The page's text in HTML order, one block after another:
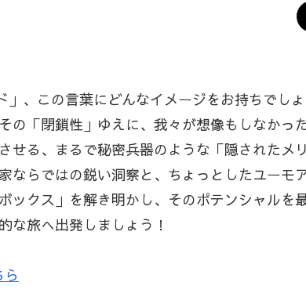
」、この言葉にどんなイメージをお持ちで
の「閉鎖性」ゆえに、我々が想像もしなか
せる、まるで秘密兵器のような「隠された
ならではの鋭い洞察と、ちょっとしたユー
ックス」を解き明かし、そのポテンシャル
な旅へ出発しましょう！